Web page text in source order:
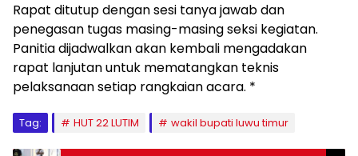
Rapat ditutup dengan sesi tanya jawab dan
penegasan tugas masing-masing seksi kegiatan.
Panitia dijadwalkan akan kembali mengadakan
rapat lanjutan untuk mematangkan teknis
pelaksanaan setiap rangkaian acara. *
Tag: HUT 22 LUTIM wakil bupati luwu timur